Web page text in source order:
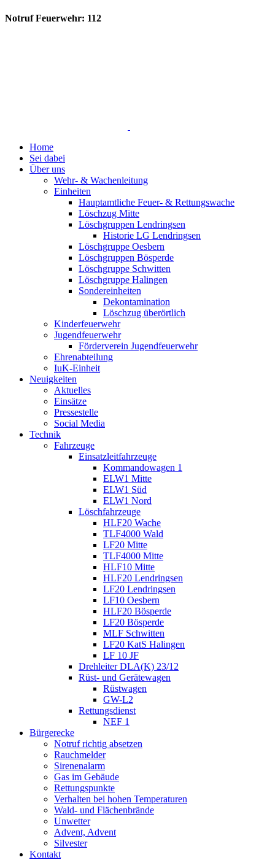
Notruf Feuerwehr: 112
Home
Sei dabei
Über uns
Wehr- & Wachenleitung
Einheiten
Hauptamtliche Feuer- & Rettungswache
Löschzug Mitte
Löschgruppen Lendringsen
Historie LG Lendringsen
Löschgruppe Oesbern
Löschgruppen Bösperde
Löschgruppe Schwitten
Löschgruppe Halingen
Sondereinheiten
Dekontamination
Löschzug überörtlich
Kinderfeuerwehr
Jugendfeuerwehr
Förderverein Jugendfeuerwehr
Ehrenabteilung
IuK-Einheit
Neuigkeiten
Aktuelles
Einsätze
Pressestelle
Social Media
Technik
Fahrzeuge
Einsatzleitfahrzeuge
Kommandowagen 1
ELW1 Mitte
ELW1 Süd
ELW1 Nord
Löschfahrzeuge
HLF20 Wache
TLF4000 Wald
LF20 Mitte
TLF4000 Mitte
HLF10 Mitte
HLF20 Lendringsen
LF20 Lendringsen
LF10 Oesbern
HLF20 Bösperde
LF20 Bösperde
MLF Schwitten
LF20 KatS Halingen
LF 10 JF
Drehleiter DLA(K) 23/12
Rüst- und Gerätewagen
Rüstwagen
GW-L2
Rettungsdienst
NEF 1
Bürgerecke
Notruf richtig absetzen
Rauchmelder
Sirenenalarm
Gas im Gebäude
Rettungspunkte
Verhalten bei hohen Temperaturen
Wald- und Flächenbrände
Unwetter
Advent, Advent
Silvester
Kontakt